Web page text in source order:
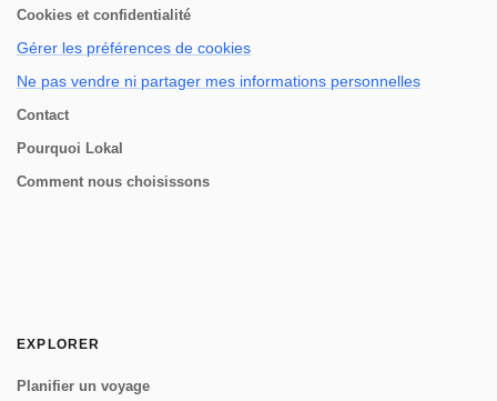
Cookies et confidentialité
Gérer les préférences de cookies
Ne pas vendre ni partager mes informations personnelles
Contact
Pourquoi Lokal
Comment nous choisissons
EXPLORER
Planifier un voyage